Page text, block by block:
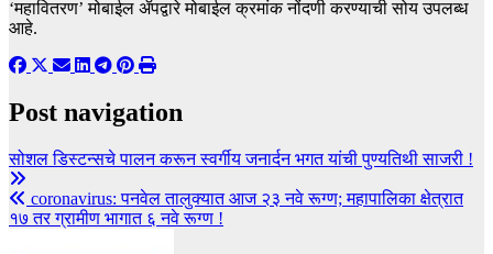
‘महावितरण’ मोबाईल ॲपद्वारे मोबाईल क्रमांक नोंदणी करण्याची सोय उपलब्ध
आहे.
Post navigation
सोशल डिस्टन्सचे पालन करून स्वर्गीय जनार्दन भगत यांची पुण्यतिथी साजरी !
coronavirus: पनवेल तालुक्यात आज २३ नवे रूग्ण; महापालिका क्षेत्रात
१७ तर ग्रामीण भागात ६ नवे रूग्ण !